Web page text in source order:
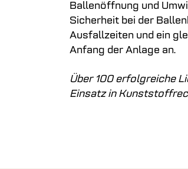
Ballenöffnung und
Sicherheit bei der
Ausfallzeiten und ein
Anfang der Anlage an.
Über 100 erfolgreiche
Einsatz in